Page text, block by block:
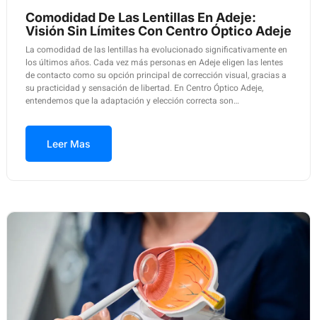
Comodidad De Las Lentillas En Adeje:
Visión Sin Límites Con Centro Óptico Adeje
La comodidad de las lentillas ha evolucionado significativamente en
los últimos años. Cada vez más personas en Adeje eligen las lentes
de contacto como su opción principal de corrección visual, gracias a
su practicidad y sensación de libertad. En Centro Óptico Adeje,
entendemos que la adaptación y elección correcta son…
Leer Mas